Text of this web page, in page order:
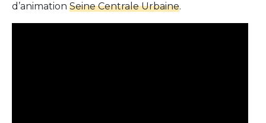
d’animation Seine Centrale Urbaine.